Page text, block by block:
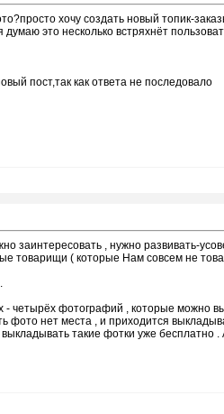
хочу создать новый топик-
это несколько встряхнёт
пост,так как ответа не последовало
заинтересовать , нужно развивать-
товарищи ( которые Нам совсем не
четырёх фотографий , которые можно
нет места , и приходится
такие фотки уже бесплатно